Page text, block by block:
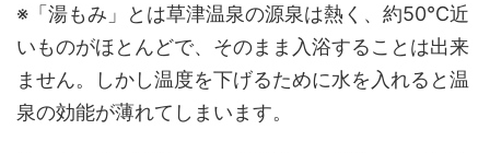
※「湯もみ」とは草津温泉の源泉は熱く、約50℃近
いものがほとんどで、そのまま入浴することは出来
ません。しかし温度を下げるために水を入れると温
泉の効能が薄れてしまいます。